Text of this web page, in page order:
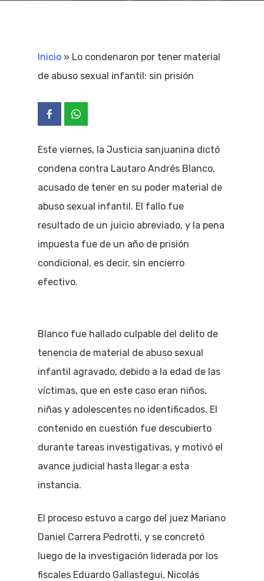
Inicio » Lo condenaron por tener material
de abuso sexual infantil: sin prisión
Este viernes, la Justicia sanjuanina dictó
condena contra Lautaro Andrés Blanco,
acusado de tener en su poder material de
abuso sexual infantil. El fallo fue
resultado de un juicio abreviado, y la pena
impuesta fue de un año de prisión
condicional, es decir, sin encierro
efectivo.
Blanco fue hallado culpable del delito de
tenencia de material de abuso sexual
infantil agravado, debido a la edad de las
víctimas, que en este caso eran niños,
niñas y adolescentes no identificados. El
contenido en cuestión fue descubierto
durante tareas investigativas, y motivó el
avance judicial hasta llegar a esta
instancia.
El proceso estuvo a cargo del juez Mariano
Daniel Carrera Pedrotti, y se concretó
luego de la investigación liderada por los
fiscales Eduardo Gallastegui, Nicolás